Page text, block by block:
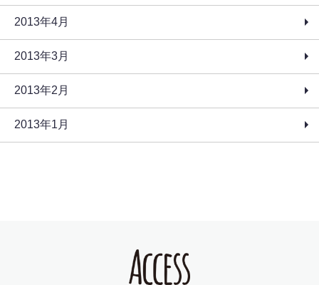
2013年4月
2013年3月
2013年2月
2013年1月